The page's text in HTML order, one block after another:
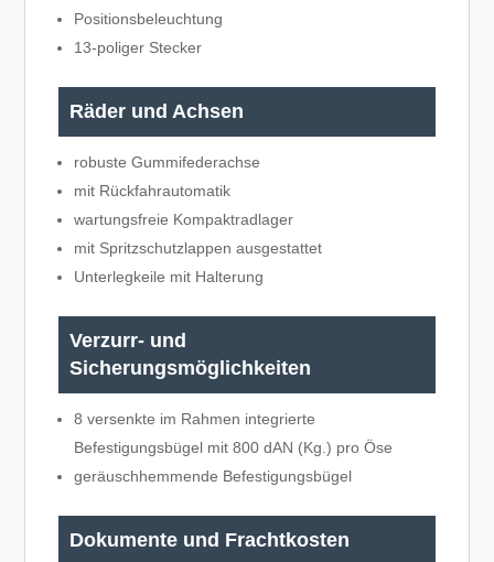
Positionsbeleuchtung
13-poliger Stecker
Räder und Achsen
robuste Gummifederachse
mit Rückfahrautomatik
wartungsfreie Kompaktradlager
mit Spritzschutzlappen ausgestattet
Unterlegkeile mit Halterung
Verzurr- und
Sicherungsmöglichkeiten
8 versenkte im Rahmen integrierte
Befestigungsbügel mit 800 dAN (Kg.) pro Öse
geräuschhemmende Befestigungsbügel
Dokumente und Frachtkosten